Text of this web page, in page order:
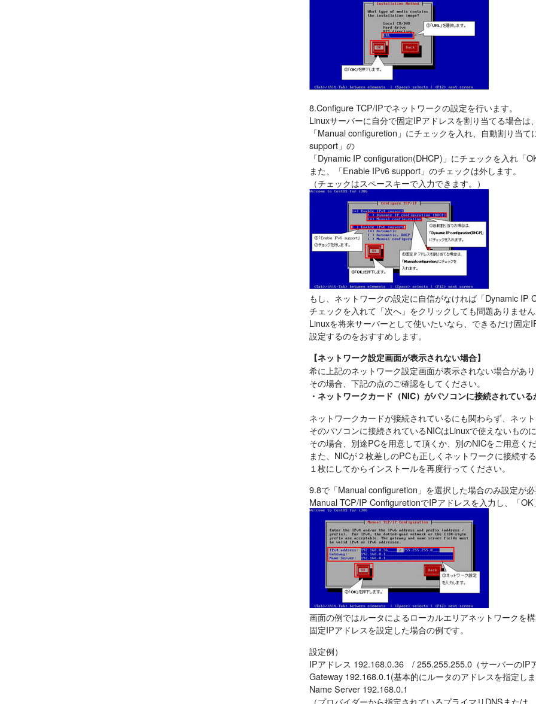
8.Configure TCP/IPでネットワークの設定を行います。
Linuxサーバーに自分で固定IPアドレスを割り当てる場
「Manual configuretion」にチェックを入れ、自動割り当
support」の
「Dynamic IP configuration(DHCP)」にチェックを入れ「
また、「Enable IPv6 support」のチェックは外します。
（チェックはスペースキーで入力できます。）
もし、ネットワークの設定に自信がなければ「Dynamic IP
チェックを入れて「次へ」をクリックしても問題ありません
Linuxを将来サーバーとして使いたいなら、できるだけ固定
設定するのをおすすめします。
【ネットワーク設定画面が表示されない場合】
希に上記のネットワーク設定画面が表示されない場合があり
その場合、下記の点のご確認をしてください。
・ネットワークカード（NIC）がパソコンに接続されている
ネットワークカードが接続されているにも関わらず、ネッ
そのパソコンに接続されているNICはLinuxで使えないものに
その場合、別途PCを用意して頂くか、別のNICをご用意くだ
また、NICが２枚差しのPCも正しくネットワークに接続す
１枚にしてからインストールを再度行ってください。
9.8で「Manual configuretion」を選択した場合のみ設定が
Manual TCP/IP ConfiguretionでIPアドレスを入力し、「OK
画面の例ではルータによるローカルエリアネットワークを構
固定IPアドレスを設定した場合の例です。
設定例）
IPアドレス 192.168.0.36 / 255.255.255.0（サーバーのIP
Gateway 192.168.0.1(基本的にルータのアドレスを指定し
Name Server 192.168.0.1
（プロバイダーから指定されているプライマリDNSまたは